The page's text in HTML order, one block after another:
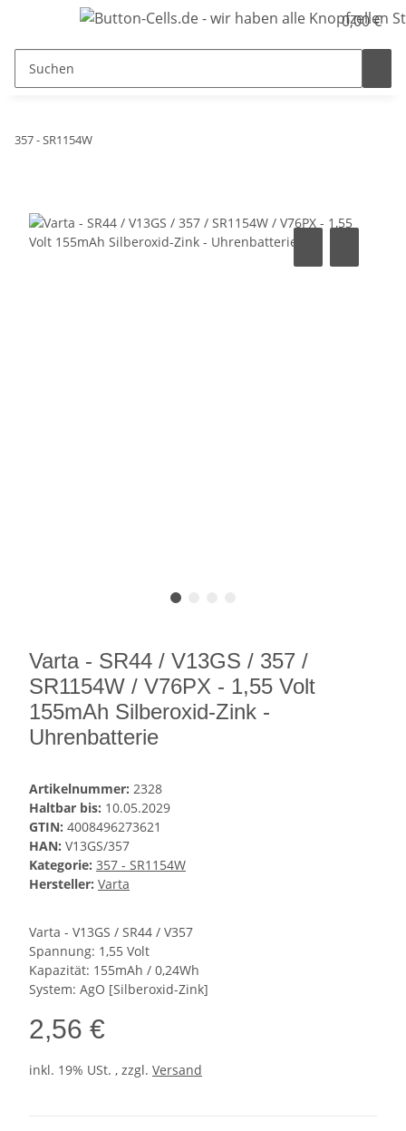
0,00 €
357 - SR1154W
Varta - SR44 / V13GS / 357 /
SR1154W / V76PX - 1,55 Volt
155mAh Silberoxid-Zink -
Uhrenbatterie
Artikelnummer: 2328
Haltbar bis: 10.05.2029
GTIN: 4008496273621
HAN: V13GS/357
Kategorie: 357 - SR1154W
Hersteller: Varta
Varta - V13GS / SR44 / V357
Spannung: 1,55 Volt
Kapazität: 155mAh / 0,24Wh
System: AgO [Silberoxid-Zink]
2,56 €
inkl. 19% USt. , zzgl. Versand